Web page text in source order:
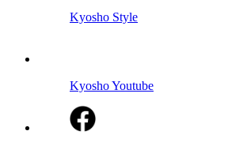
Kyosho Style
Kyosho Youtube